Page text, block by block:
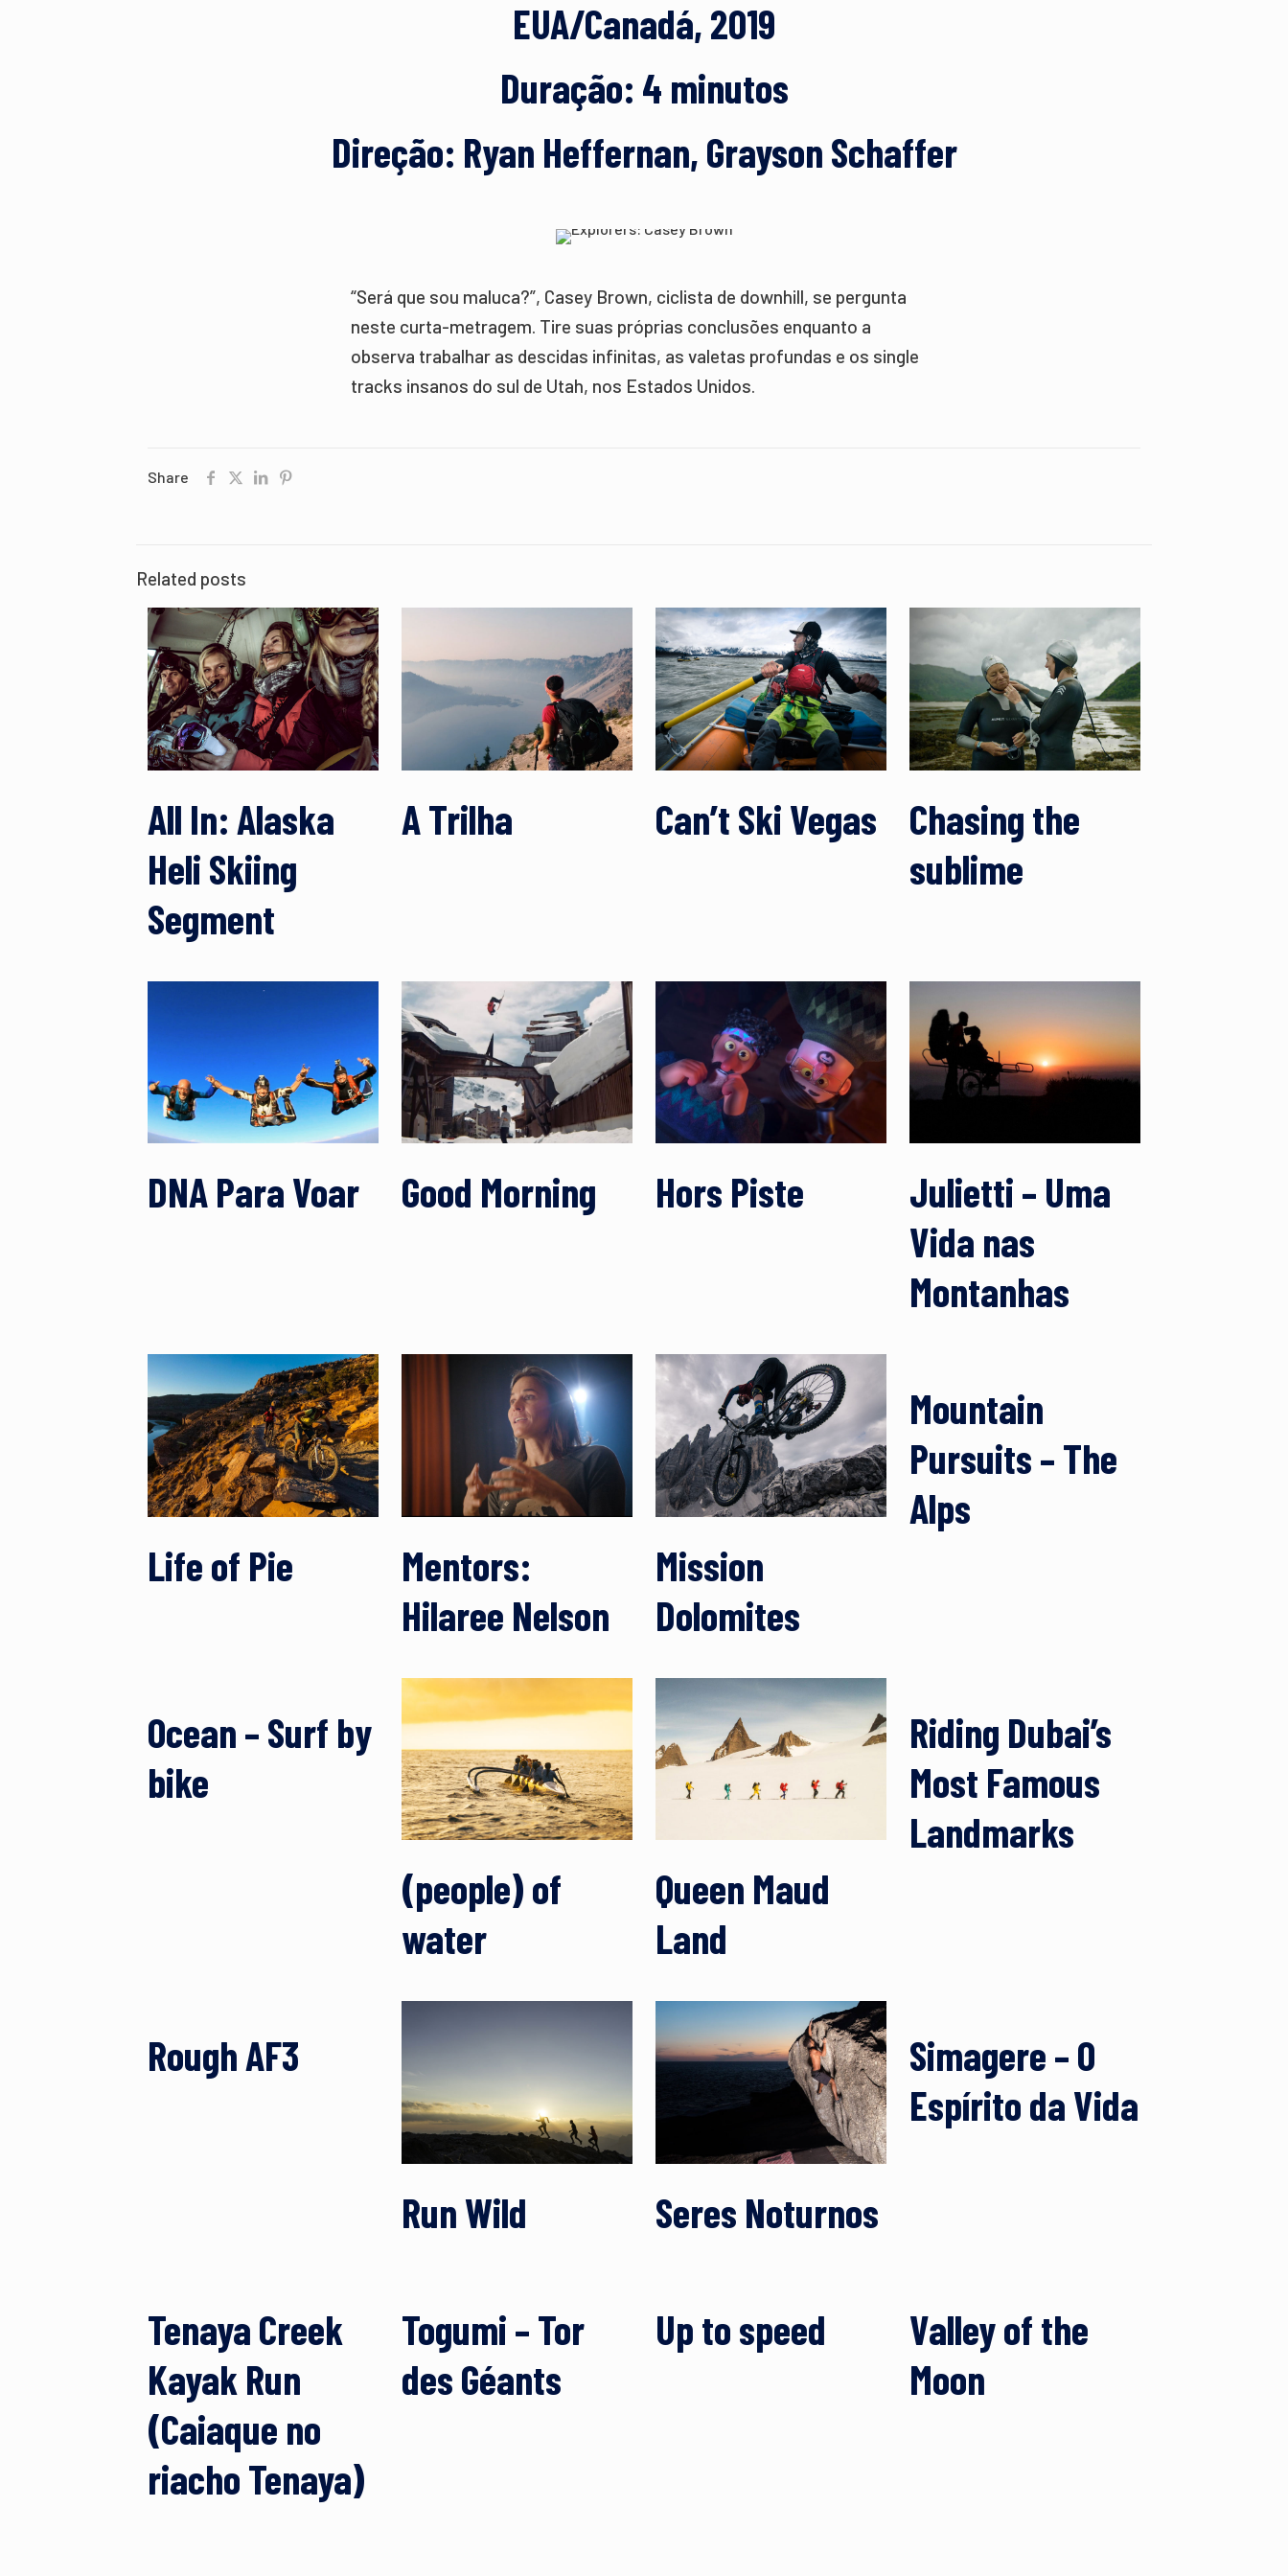
EUA/Canadá, 2019
Duração: 4 minutos
Direção: Ryan Heffernan, Grayson Schaffer
“Será que sou maluca?”, Casey Brown, ciclista de downhill, se pergunta
neste curta-metragem. Tire suas próprias conclusões enquanto a
observa trabalhar as descidas infinitas, as valetas profundas e os single
tracks insanos do sul de Utah, nos Estados Unidos.
Share
Related posts
All In: Alaska
Heli Skiing
Segment
A Trilha Can’t Ski Vegas
Chasing the
sublime
DNA Para Voar Good Morning Hors Piste
Julietti – Uma
Vida nas
Montanhas
Life of Pie
Mentors:
Hilaree Nelson
Mission
Dolomites
Mountain
Pursuits – The
Alps
Ocean – Surf by
bike
(people) of
water
Queen Maud
Land
Riding Dubai’s
Most Famous
Landmarks
Rough AF3
Run Wild Seres Noturnos
Simagere – O
Espírito da Vida
Tenaya Creek
Kayak Run
(Caiaque no
riacho Tenaya)
Togumi – Tor
des Géants
Up to speed
Valley of the
Moon